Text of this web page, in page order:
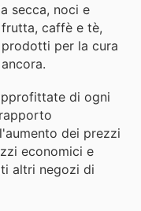
secca, noci e
caffè e tè,
per la cura
di ogni
dei prezzi
economici e
altri negozi di